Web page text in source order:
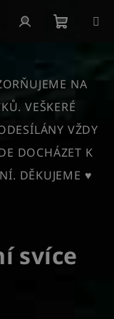
košík
NA
VEŠKERÉ
VŽDY
DOCHÁZET K
DĚKUJEME ♥
svíce